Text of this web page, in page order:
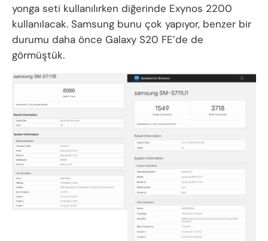
yonga seti kullanılırken diğerinde Exynos 2200
kullanılacak. Samsung bunu çok yapıyor, benzer bir
durumu daha önce Galaxy S20 FE’de de
görmüştük.